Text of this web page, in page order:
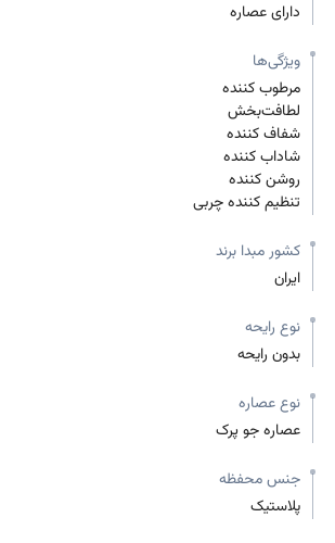
دارای عصاره
ویژگی‌ها
مرطوب کننده
لطافت‌بخش
شفاف کننده
شاداب کننده
روشن کننده
تنظیم کننده چربی
کشور مبدا برند
ایران
نوع رایحه
بدون رایحه
نوع عصاره
عصاره جو پرک
جنس محفظه
پلاستیک